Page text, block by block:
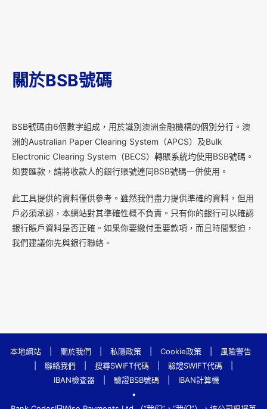
關於BSB號碼
BSB號碼由6個數字組成，用於識別澳洲金融機構的個別分行。澳
洲的Australian Paper Clearing System（APCS）及Bulk
Electronic Clearing System（BECS）轉賬系統均使用BSB號碼。
如要匯款，請將收款人的銀行賬號連同BSB號碼一併使用。
此工具提供的資料僅供參考。雖然我們盡力提供準確的資料，但用
戶必須承認，本網站對其準確性概不負責。只有你的銀行可以確認
銀行賬戶資料是否正確。如果你要繳付重要款項，而且時間緊迫，
我們建議你先與銀行聯絡。
本地網站 關於我們 私隱政策 Cookie政策
風險警告
聯絡我們 搜尋SWIFT代碼 驗證SWIFT代碼
IBAN檢查器
驗證BSB號碼
IBAN計算機
•